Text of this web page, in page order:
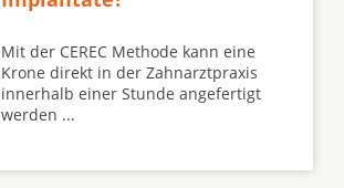
Mit der CEREC Methode kann eine
Krone direkt in der Zahnarztpraxis
innerhalb einer Stunde angefertigt
werden ...